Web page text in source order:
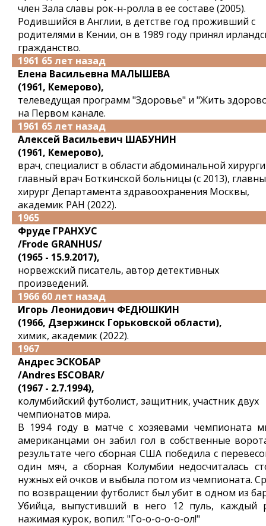
член Зала славы рок-н-ролла в ее составе (2005).
Родившийся в Англии, в детстве год проживший с
родителями в Кении, он в 1989 году принял
гражданство.
1961 65 лет назад
Елена Васильевна МАЛЫШЕВА
(1961, Кемерово),
телеведущая программ "Здоровье" и "Жить
на Первом канале.
1961 65 лет назад
Алексей Васильевич ШАБУНИН
(1961, Кемерово),
врач, специалист в области абдоминальной
главный врач Боткинской больницы (с 2013),
хирург Департамента здравоохранения Москвы,
академик РАН (2022).
1965
Фруде ГРАНХУС
/Frode GRANHUS/
(1965 - 15.9.2017),
норвежский писатель, автор детективных
произведений.
1966 60 лет назад
Игорь Леонидович ФЕДЮШКИН
(1966, Дзержинск Горьковской области),
химик, академик (2022).
1967
Андрес ЭСКОБАР
/Andres ESCOBAR/
(1967 - 2.7.1994),
колумбийский футболист, защитник, участник двух
чемпионатов мира.
В 1994 году в матче с хозяевами чемпионата
американцами он забил гол в собственные
результате чего сборная США победила с
один мяч, а сборная Колумбии недосчиталась
нужных ей очков и выбыла потом из чемпионата.
по возвращении футболист был убит в одном из
Убийца, выпустивший в него 12 пуль, каждый
нажимая курок, вопил: "Го-о-о-о-о-ол!"